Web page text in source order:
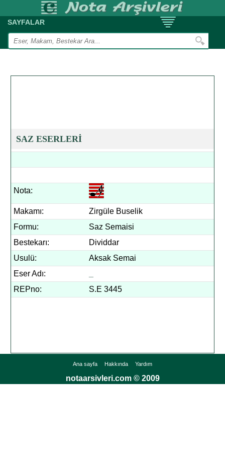
SAYFALAR
SAZ ESERLERİ
Nota:
Makamı:
Zirgüle Buselik
Formu:
Saz Semaisi
Bestekarı:
Dividdar
Usulü:
Aksak Semai
Eser Adı:
REPno:
S.E 3445
Ana sayfa Hakkında Yardım
notaarsivleri.com © 2009